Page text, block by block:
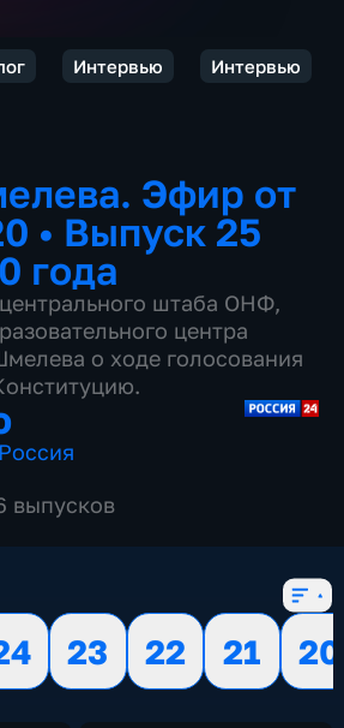
Интервью Интервью
Эфир от
• Выпуск 25
года
штаба ОНФ,
центра
о ходе голосования
Россия
выпусков
23 22 21
20